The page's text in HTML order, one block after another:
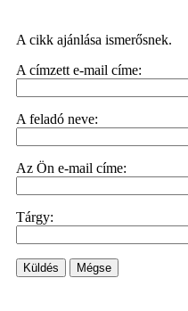
A cikk ajánlása ismerősnek.
A címzett e-mail címe:
A feladó neve:
Az Ön e-mail címe:
Tárgy:
Küldés Mégse